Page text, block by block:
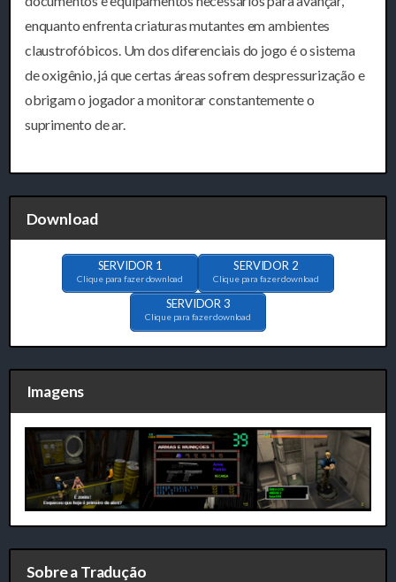
enquanto enfrenta criaturas mutantes em ambientes
claustrofóbicos. Um dos diferenciais do jogo é o sistema
de oxigênio, já que certas áreas sofrem despressurização e
obrigam o jogador a monitorar constantemente o
suprimento de ar.
Download
SERVIDOR 1
Clique para fazer download
SERVIDOR 2
Clique para fazer download
SERVIDOR 3
Clique para fazer download
Imagens
Sobre a Tradução